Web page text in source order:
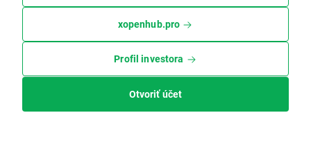
xopenhub.pro
Profil investora
Otvoriť účet